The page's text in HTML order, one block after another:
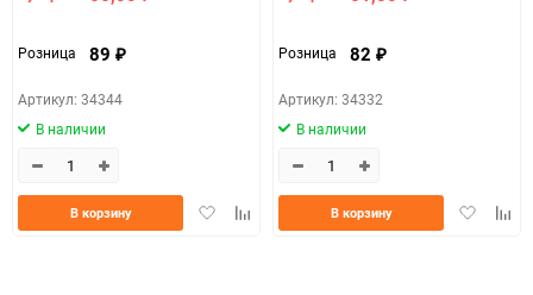
Розница 89 ₽
Артикул: 34344
В наличии
ДобавитьДобавить
В корзину
Розница 82 ₽
Артикул: 34332
В наличии
Добавить
В корзину